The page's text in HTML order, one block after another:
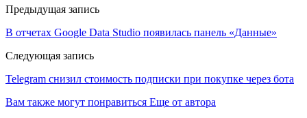
Предыдущая запись
В отчетах Google Data Studio появилась панель «Данные»
Следующая запись
Telegram снизил стоимость подписки при покупке через бота
Вам также могут понравиться Еще от автора